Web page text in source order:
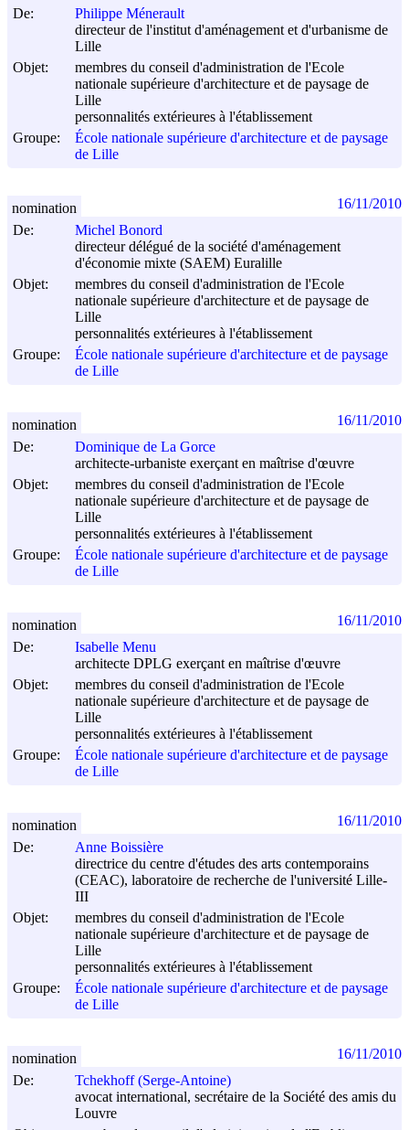
De:
Philippe Ménerault
directeur de l'institut d'aménagement et d'urbanisme de
Lille
Objet:
membres du conseil d'administration de l'Ecole
nationale supérieure d'architecture et de paysage de
Lille
personnalités extérieures à l'établissement
Groupe:
École nationale supérieure d'architecture et de paysage
de Lille
De:
Michel Bonord
directeur délégué de la société d'aménagement
d'économie mixte (SAEM) Euralille
Objet:
membres du conseil d'administration de l'Ecole
nationale supérieure d'architecture et de paysage de
Lille
personnalités extérieures à l'établissement
Groupe:
École nationale supérieure d'architecture et de paysage
de Lille
nomination 16/11/2010
De:
Dominique de La Gorce
architecte-urbaniste exerçant en maîtrise d'œuvre
Objet:
membres du conseil d'administration de l'Ecole
nationale supérieure d'architecture et de paysage de
Lille
personnalités extérieures à l'établissement
Groupe:
École nationale supérieure d'architecture et de paysage
de Lille
nomination 16/11/2010
De:
Isabelle Menu
architecte DPLG exerçant en maîtrise d'œuvre
Objet:
membres du conseil d'administration de l'Ecole
nationale supérieure d'architecture et de paysage de
Lille
personnalités extérieures à l'établissement
Groupe:
École nationale supérieure d'architecture et de paysage
de Lille
nomination 16/11/2010
De:
Anne Boissière
directrice du centre d'études des arts contemporains
(CEAC), laboratoire de recherche de l'université Lille-
III
Objet:
membres du conseil d'administration de l'Ecole
nationale supérieure d'architecture et de paysage de
Lille
personnalités extérieures à l'établissement
Groupe:
École nationale supérieure d'architecture et de paysage
de Lille
nomination 16/11/2010
De:
Tchekhoff (Serge-Antoine)
avocat international, secrétaire de la Société des amis du
Louvre
nomination 16/11/2010